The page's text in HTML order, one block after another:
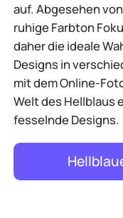
auf. Abgesehen
ruhige Farbton
daher die ideale
Designs in
mit dem Online-
Welt des Hellblaus
fesselnde Designs.